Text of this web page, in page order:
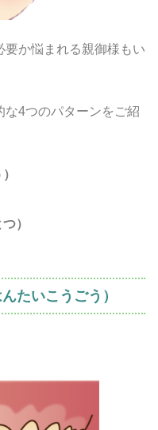
要か悩まれる親御様もい
4つのパターンをご紹
）
たいこうごう）